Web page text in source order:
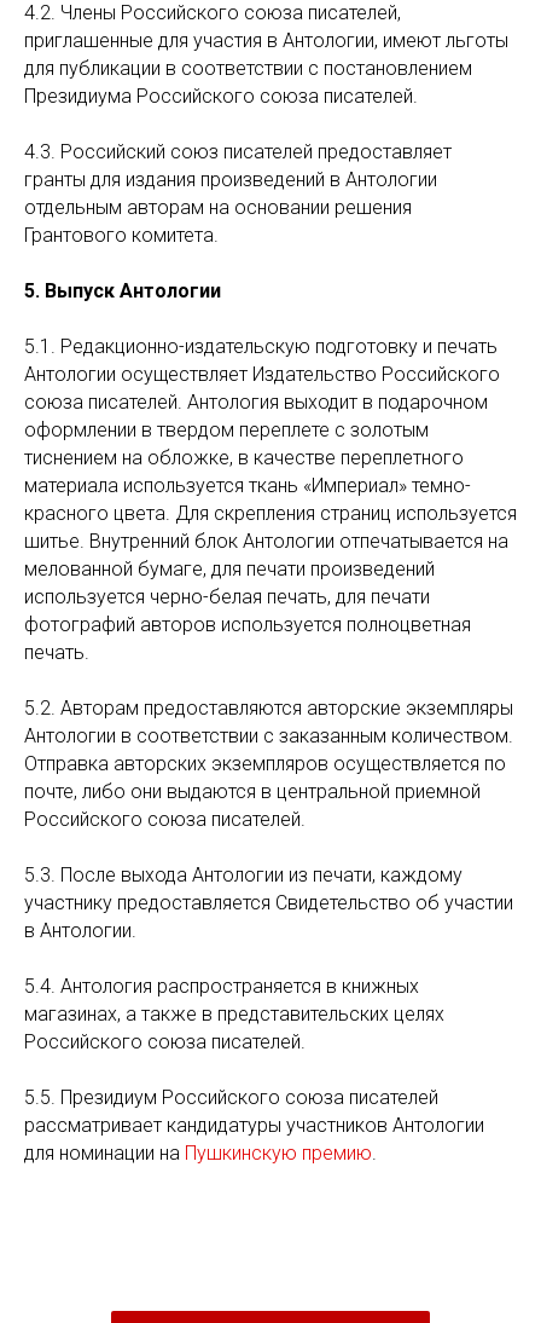
4.2. Члены Российского союза писателей,
приглашенные для участия в Антологии, имеют льготы
для публикации в соответствии с постановлением
Президиума Российского союза писателей.
4.3. Российский союз писателей предоставляет
гранты для издания произведений в Антологии
отдельным авторам на основании решения
Грантового комитета.
5. Выпуск Антологии
5.1. Редакционно-издательскую подготовку и печать
Антологии осуществляет Издательство Российского
союза писателей. Антология выходит в подарочном
оформлении в твердом переплете с золотым
тиснением на обложке, в качестве переплетного
материала используется ткань «Империал» темно-
красного цвета. Для скрепления страниц используется
шитье. Внутренний блок Антологии отпечатывается на
мелованной бумаге, для печати произведений
используется черно-белая печать, для печати
фотографий авторов используется полноцветная
печать.
5.2. Авторам предоставляются авторские экземпляры
Антологии в соответствии с заказанным количеством.
Отправка авторских экземпляров осуществляется по
почте, либо они выдаются в центральной приемной
Российского союза писателей.
5.3. После выхода Антологии из печати, каждому
участнику предоставляется Свидетельство об участии
в Антологии.
5.4. Антология распространяется в книжных
магазинах, а также в представительских целях
Российского союза писателей.
5.5. Президиум Российского союза писателей
рассматривает кандидатуры участников Антологии
для номинации на Пушкинскую премию.